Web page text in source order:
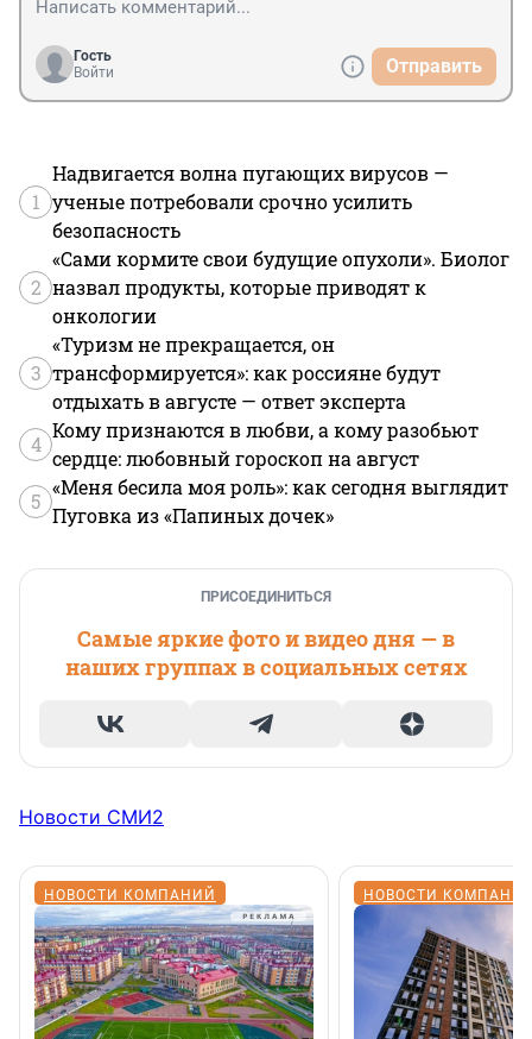
Гость
Войти
Отправить
1
Надвигается волна пугающих вирусов —
ученые потребовали срочно усилить
безопасность
2
«Сами кормите свои будущие опухоли». Биолог
назвал продукты, которые приводят к
онкологии
3
«Туризм не прекращается, он
трансформируется»: как россияне будут
отдыхать в августе — ответ эксперта
4
Кому признаются в любви, а кому разобьют
сердце: любовный гороскоп на август
5
«Меня бесила моя роль»: как сегодня выглядит
Пуговка из «Папиных дочек»
ПРИСОЕДИНИТЬСЯ
Самые яркие фото и видео дня — в
наших группах в социальных сетях
Новости СМИ2
НОВОСТИ КОМПАНИЙ НОВОСТИ